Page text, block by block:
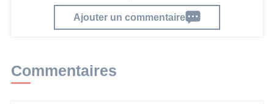
Ajouter un commentaire
Commentaires